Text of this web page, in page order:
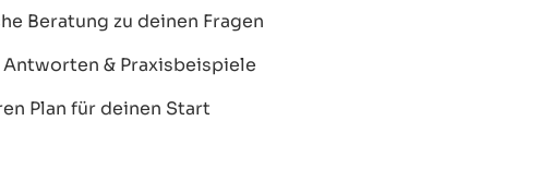
Beratung zu deinen Fragen
& Praxisbeispiele
Plan für deinen Start